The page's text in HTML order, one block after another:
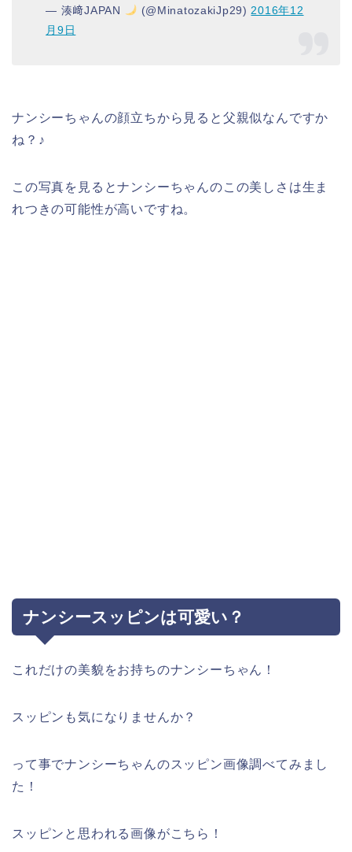
— 湊﨑JAPAN (@MinatozakiJp29)2016年12
月9日
ナンシーちゃんの顔立ちから見ると父親似なんですか
ね？♪
この写真を見るとナンシーちゃんのこの美しさは生ま
れつきの可能性が高いですね。
ナンシースッピンは可愛い？
これだけの美貌をお持ちのナンシーちゃん！
スッピンも気になりませんか？
って事でナンシーちゃんのスッピン画像調べてみまし
た！
スッピンと思われる画像がこちら！